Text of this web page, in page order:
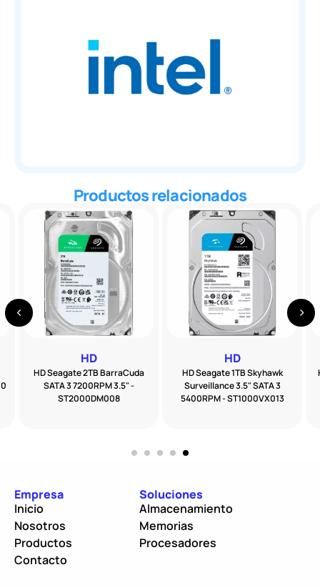
Productos relacionados
HD
HD Seagate 1TB Skyhawk
Surveillance 3.5" SATA 3
5400RPM - ST1000VX013
HD
HD Seagate 2TB BarraCuda
SATA 3 7200RPM 3.5" -
ST2000DM008
Empresa
Inicio
Nosotros
Productos
Contacto
Soluciones
Almacenamiento
Memorias
Procesadores